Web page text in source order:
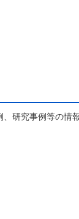
研究事例等の情